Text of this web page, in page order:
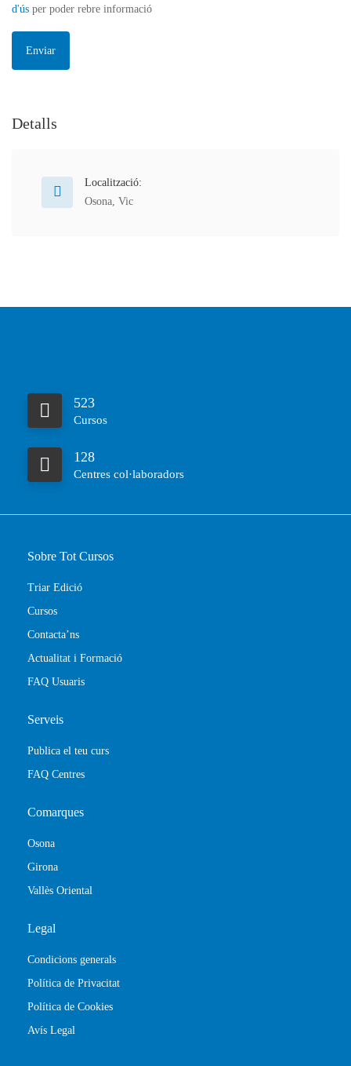
d'ús per poder rebre informació
Detalls
Localització:
Osona, Vic
523
Cursos
128
Centres col·laboradors
Sobre Tot Cursos
Triar Edició
Cursos
Contacta’ns
Actualitat i Formació
FAQ Usuaris
Serveis
Publica el teu curs
FAQ Centres
Comarques
Osona
Girona
Vallès Oriental
Legal
Condicions generals
Política de Privacitat
Política de Cookies
Avís Legal